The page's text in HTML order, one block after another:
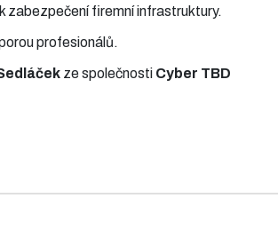
zabezpečení firemní infrastruktury.
profesionálů.
ze společnosti Cyber TBD